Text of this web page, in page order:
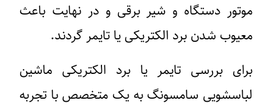
موتور دستگاه و شیر برقی و در نهایت باعث
معیوب شدن برد الکتریکی یا تایمر گردند.
برای بررسی تایمر یا برد الکتریکی ماشین
لباسشویی سامسونگ به یک متخصص با تجربه